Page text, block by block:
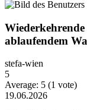
ablaufendem
stefa-wien
5
Average: 5 (1 vote)
19.06.2026